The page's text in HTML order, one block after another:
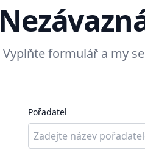
Vyplňte formulář a my
Pořadatel